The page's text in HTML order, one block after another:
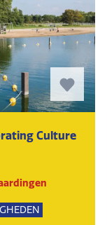
Culture